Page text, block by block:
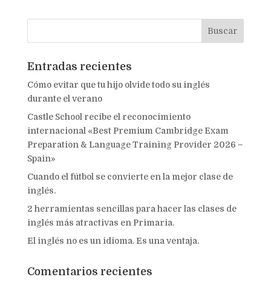
Entradas recientes
Cómo evitar que tu hijo olvide todo su inglés
durante el verano
Castle School recibe el reconocimiento
internacional «Best Premium Cambridge Exam
Preparation & Language Training Provider 2026 –
Spain»
Cuando el fútbol se convierte en la mejor clase de
inglés.
2 herramientas sencillas para hacer las clases de
inglés más atractivas en Primaria.
El inglés no es un idioma. Es una ventaja.
Comentarios recientes